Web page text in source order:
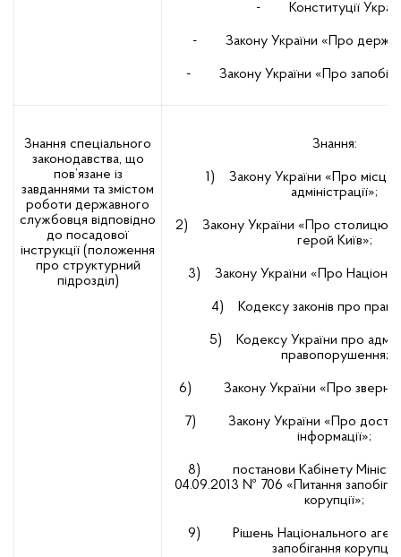
- Конституції
- Закону України «Про
- Закону України «Про
Знання спеціального
законодавства, що
пов’язане із
завданнями та змістом
роботи державного
службовця відповідно
до посадової
інструкції (положення
про структурний
підрозділ)
Знання:
1) Закону України «Про
адміністрації»;
2) Закону України «Про столицю
герой Київ»;
3) Закону України «Про
4) Кодексу законів про
5) Кодексу України про
правопорушення;
6) Закону України «Про
7) Закону України «Про доступ
інформації»;
8) постанови Кабінету
04.09.2013 № 706 «Питання
корупції»;
9) Рішень Національного
запобігання корупції;